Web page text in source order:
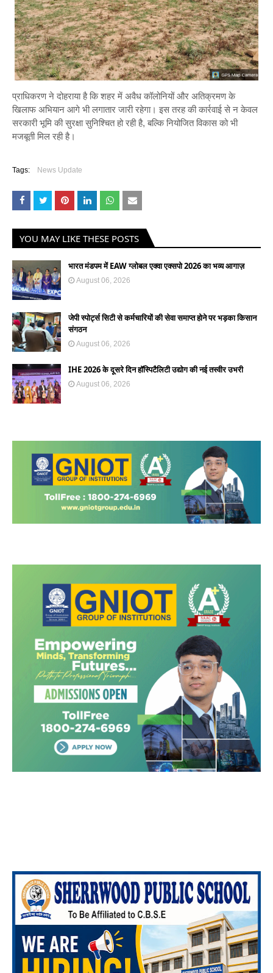
प्राधिकरण ने दोहराया है कि शहर में अवैध कॉलोनियों और अतिक्रमण के
खिलाफ अभियान आगे भी लगातार जारी रहेगा। इस तरह की कार्रवाई से न केवल
सरकारी भूमि की सुरक्षा सुनिश्चित हो रही है, बल्कि नियोजित विकास को भी
मजबूती मिल रही है।
Tags: News Update
YOU MAY LIKE THESE POSTS
भारत मंडपम में EAW ग्लोबल एक्वा एक्सपो 2026 का भव्य आगाज़
August 06, 2026
जेपी स्पोर्ट्स सिटी से कर्मचारियों की सेवा समाप्त होने पर भड़का किसान
संगठन
August 06, 2026
IHE 2026 के दूसरे दिन हॉस्पिटैलिटी उद्योग की नई तस्वीर उभरी
August 06, 2026